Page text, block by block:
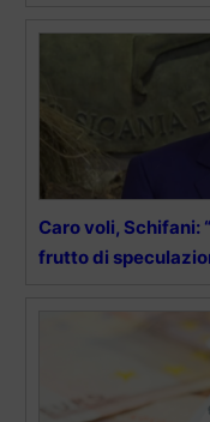
Caro voli, Schifani:
frutto di